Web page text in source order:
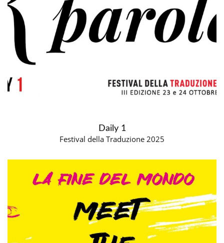
Daily 1
Festival della Traduzione 2025